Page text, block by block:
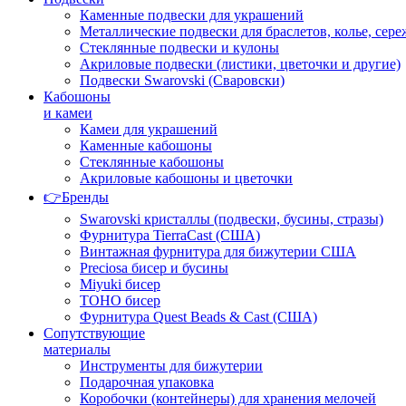
Каменные подвески для украшений
Металлические подвески для браслетов, колье,
Стеклянные подвески и кулоны
Акриловые подвески (листики, цветочки и другие)
Подвески Swarovski (Сваровски)
Кабошоны
и камеи
Камеи для украшений
Каменные кабошоны
Стеклянные кабошоны
Акриловые кабошоны и цветочки
👉Бренды
Swarovski кристаллы (подвески, бусины, стразы)
Фурнитура TierraCast (США)
Винтажная фурнитура для бижутерии США
Preciosa бисер и бусины
Miyuki бисер
TOHO бисер
Фурнитура Quest Beads & Cast (США)
Сопутствующие
материалы
Инструменты для бижутерии
Подарочная упаковка
Коробочки (контейнеры) для хранения мелочей